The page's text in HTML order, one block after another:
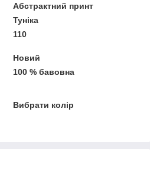
Абстрактний принт
Туніка
110
Новий
100 % бавовна
Вибрати колір